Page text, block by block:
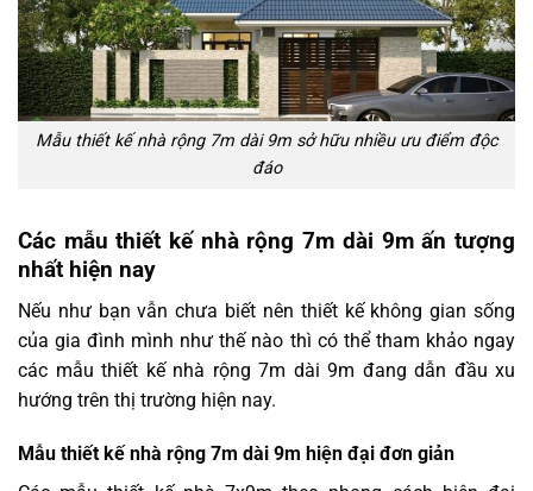
Mẫu thiết kế nhà rộng 7m dài 9m sở hữu nhiều ưu điểm độc
đáo
Các mẫu thiết kế nhà rộng 7m dài 9m ấn tượng
nhất hiện nay
Nếu như bạn vẫn chưa biết nên thiết kế không gian sống
của gia đình mình như thế nào thì có thể tham khảo ngay
các mẫu thiết kế nhà rộng 7m dài 9m đang dẫn đầu xu
hướng trên thị trường hiện nay.
Mẫu thiết kế nhà rộng 7m dài 9m hiện đại đơn giản